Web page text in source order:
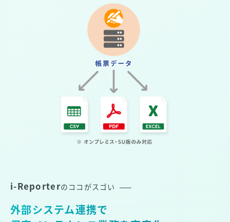
i-Reporterのココがスゴい
外部システム連携で